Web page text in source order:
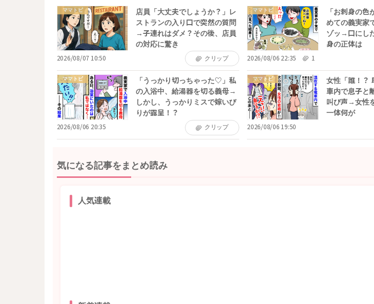
ママトピ
店員「大丈夫でしょうか？」レ
ストランの入り口で突然の質問
→子連れはダメ？その後、店員
の対応に驚き
2026/08/07 10:50 クリップ
ママトピ
「お刺身の
めての義実家
ゾッ→口にし
身の正体は
2026/08/06 22:35 1
ママトピ
「うっかり切っちゃった♡」私
の入浴中、給湯器を切る義母→
しかし、うっかりミスで嫁いび
りが露呈！？
2026/08/06 20:35 クリップ
ママトピ
女性「誰！？
車内で息子と
叫び声→女性
一体何が
2026/08/06 19:50
気になる記事をまとめ読み
人気連載